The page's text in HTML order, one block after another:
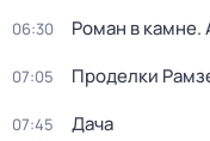
06:30 Роман в
07:05 Проделки
07:45 Дача